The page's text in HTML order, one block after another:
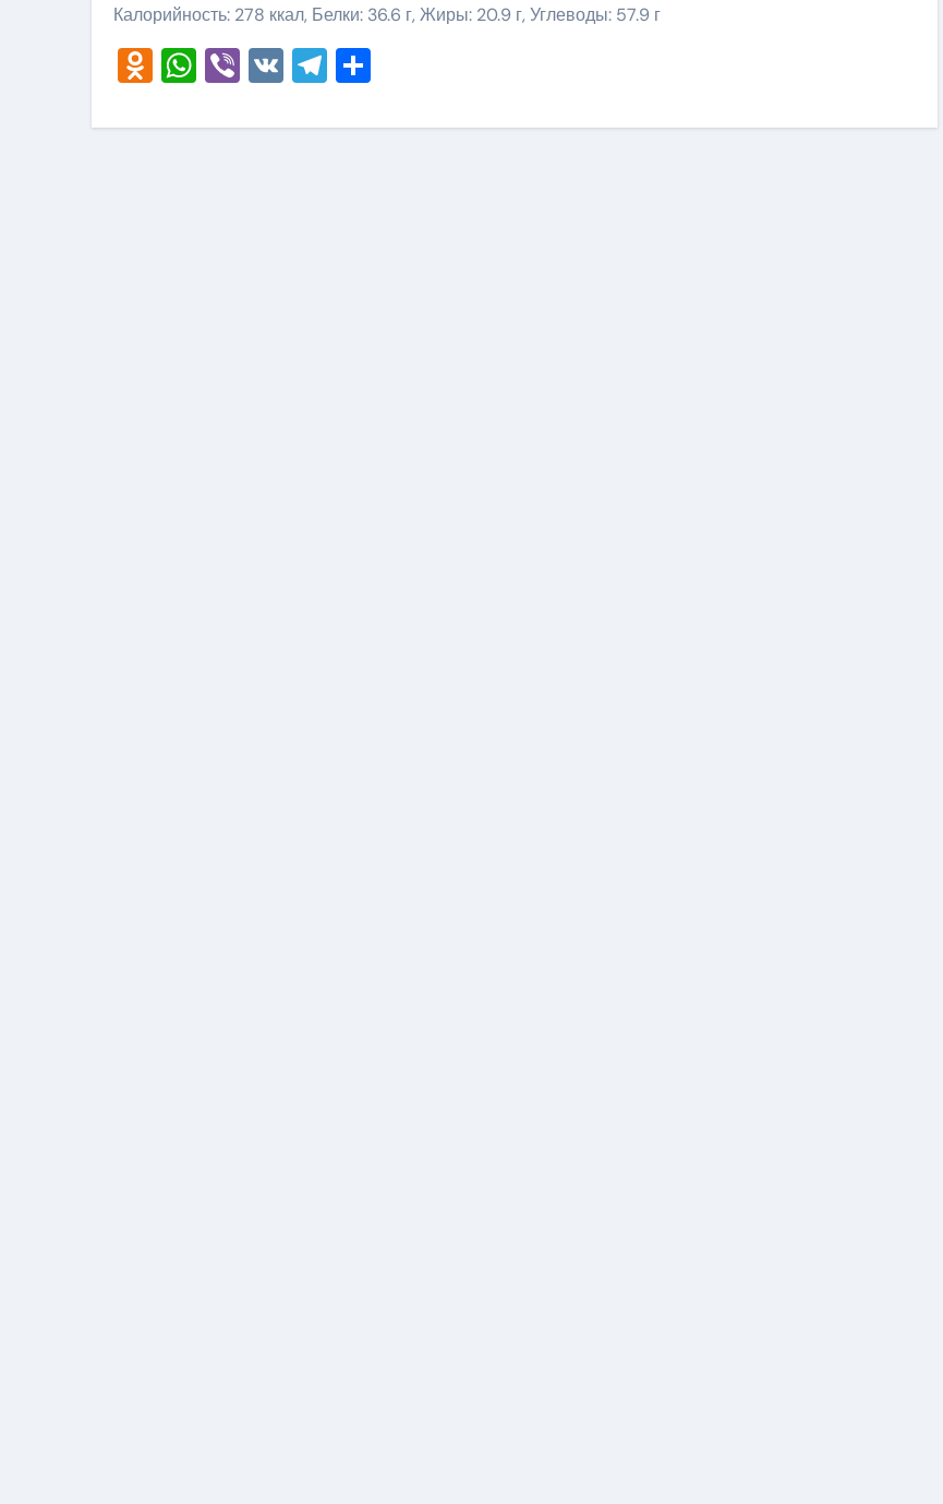
Калорийность: 278 ккал, Белки: 36.6 г, Жиры: 20.9 г, Углеводы: 57.9 г
Odnoklassniki
WhatsApp
Viber
VKTelegram